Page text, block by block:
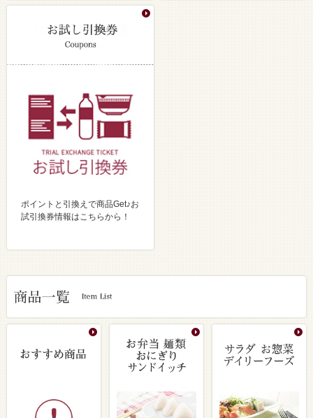
ポイントと引換えで商品Get♪お
試引換券情報はこちらから！